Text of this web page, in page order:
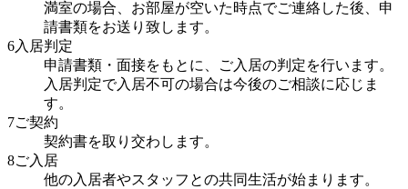
満室の場合、お部屋が空いた時点でご連絡した後、申
請書類をお送り致します。
6入居判定
申請書類・面接をもとに、ご入居の判定を行います。
入居判定で入居不可の場合は今後のご相談に応じま
す。
7ご契約
契約書を取り交わします。
8ご入居
他の入居者やスタッフとの共同生活が始まります。